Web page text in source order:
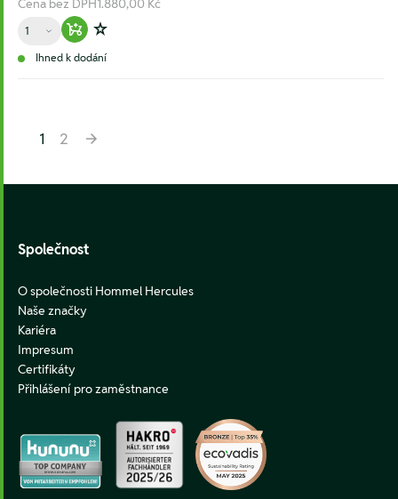
Cena bez DPH1.880,00 Kč
Množství
Warenkorb hinzufügen
Zur Wunschliste hinzufügen
Ihned k dodání
1 2
Společnost
O společnosti Hommel Hercules
Naše značky
Kariéra
Impresum
Certifikáty
Přihlášení pro zaměstnance